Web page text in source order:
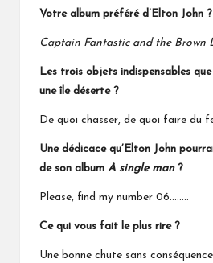
Votre album préféré d’Elton John ?
Captain Fantastic and the Brown
Les trois objets indispensables
une île déserte ?
De quoi chasser, de quoi faire du
Une dédicace qu’Elton John
de son album A single man?
Please, find my number 06……..
Ce qui vous fait le plus rire ?
Une bonne chute sans